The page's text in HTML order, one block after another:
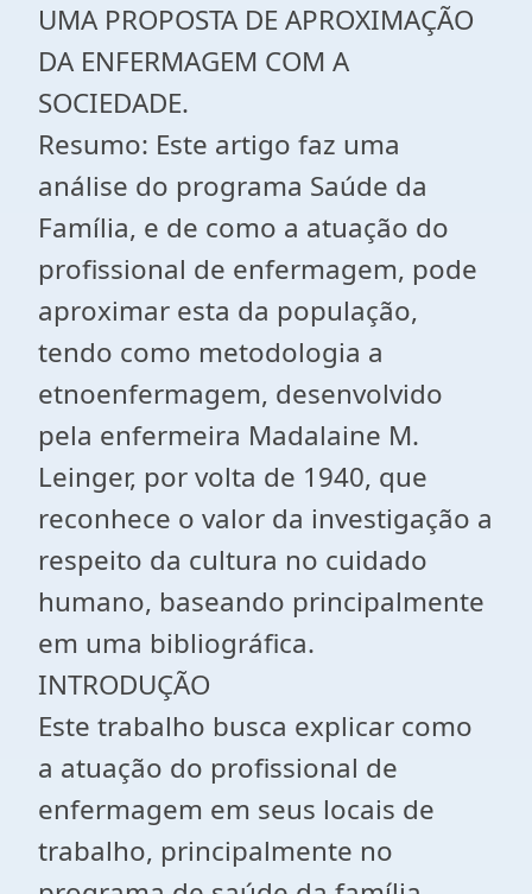
UMA PROPOSTA DE APROXIMAÇÃO
DA ENFERMAGEM COM A
SOCIEDADE.
Resumo: Este artigo faz uma
análise do programa Saúde da
Família, e de como a atuação do
profissional de enfermagem, pode
aproximar esta da população,
tendo como metodologia a
etnoenfermagem, desenvolvido
pela enfermeira Madalaine M.
Leinger, por volta de 1940, que
reconhece o valor da investigação a
respeito da cultura no cuidado
humano, baseando principalmente
em uma bibliográfica.
INTRODUÇÃO
Este trabalho busca explicar como
a atuação do profissional de
enfermagem em seus locais de
trabalho, principalmente no